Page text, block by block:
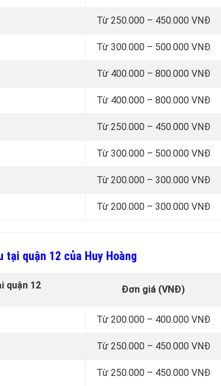
Từ 250.000 – 450.000 VNĐ
Từ 300.000 – 500.000 VNĐ
Từ 400.000 – 800.000 VNĐ
Từ 400.000 – 800.000 VNĐ
Từ 250.000 – 450.000 VNĐ
Từ 300.000 – 500.000 VNĐ
Từ 200.000 – 300.000 VNĐ
Từ 200.000 – 300.000 VNĐ
quận 12 của Huy Hoàng
quận 12 Đơn giá (VNĐ)
Từ 200.000 – 400.000 VNĐ
Từ 250.000 – 450.000 VNĐ
Từ 250.000 – 450.000 VNĐ